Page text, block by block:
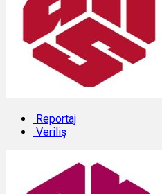
Reportaj
Veriliş